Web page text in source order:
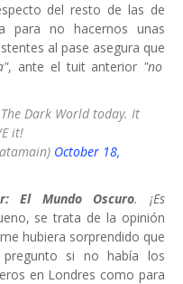
del resto de las de
para no hacernos unas
al pase asegura que
, ante el tuit anterior "no
Dark World today. It
it!
October 18,
El Mundo Oscuro. ¡Es
se trata de la opinión
hubiera sorprendido que
si no había los
en Londres como para